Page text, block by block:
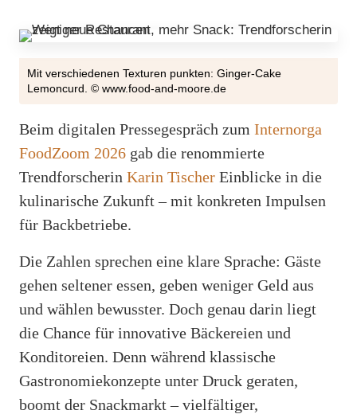
Mit verschiedenen Texturen punkten: Ginger-Cake
Lemoncurd. © www.food-and-moore.de
Beim digitalen Pressegespräch zum Internorga
FoodZoom 2026 gab die renommierte
Trendforscherin Karin Tischer Einblicke in die
kulinarische Zukunft – mit konkreten Impulsen
für Backbetriebe.
Die Zahlen sprechen eine klare Sprache: Gäste
gehen seltener essen, geben weniger Geld aus
und wählen bewusster. Doch genau darin liegt
die Chance für innovative Bäckereien und
Konditoreien. Denn während klassische
Gastronomiekonzepte unter Druck geraten,
boomt der Snackmarkt – vielfältiger,